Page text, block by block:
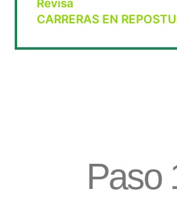
Revisa
CARRERAS EN
Paso